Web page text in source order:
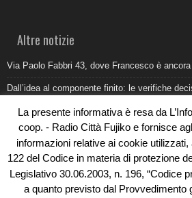
Altre notizie
Via Paolo Fabbri 43, dove Francesco è
Dall’idea al componente finito: le verifiche
Belvedere Marittimo e il report ARPACAL
Come organizzare e allestire una camera
Umidità di risalita in casa, come riconoscere i
La presente informativa è resa da
coop. - Radio Città Fujiko e fornisce
informazioni relative ai cookie
122 del Codice in materia di protezione
Legislativo 30.06.2003, n. 196, “Codice
a quanto previsto dal Provvedimento